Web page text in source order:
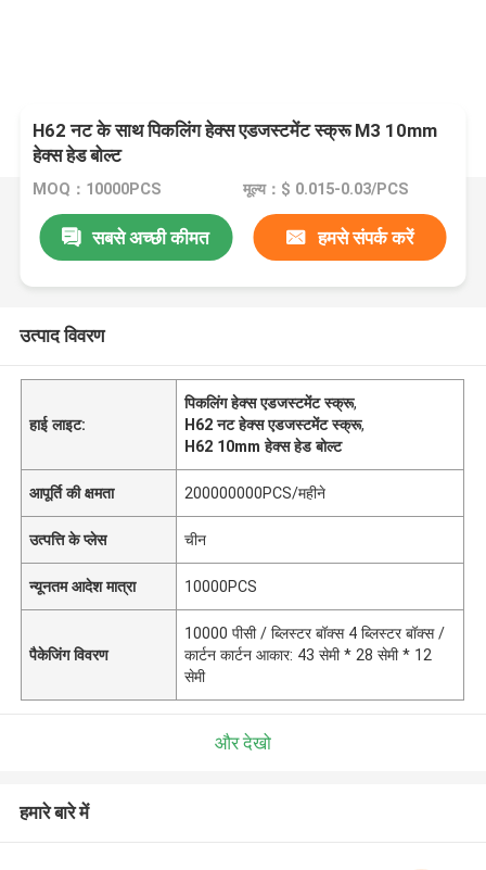
H62 नट के साथ पिकलिंग हेक्स एडजस्टमेंट स्क्रू M3 10mm
हेक्स हेड बोल्ट
MOQ：10000PCS मूल्य：$ 0.015-0.03/PCS
सबसे अच्छी कीमत हमसे संपर्क करें
उत्पाद विवरण
हाई लाइट:
पिकलिंग हेक्स एडजस्टमेंट स्क्रू,
H62 नट हेक्स एडजस्टमेंट स्क्रू,
H62 10mm हेक्स हेड बोल्ट
आपूर्ति की क्षमता 200000000PCS/महीने
उत्पत्ति के प्लेस चीन
न्यूनतम आदेश मात्रा 10000PCS
पैकेजिंग विवरण
10000 पीसी / ब्लिस्टर बॉक्स 4 ब्लिस्टर बॉक्स /
कार्टन कार्टन आकार: 43 सेमी * 28 सेमी * 12
सेमी
और देखो
हमारे बारे में